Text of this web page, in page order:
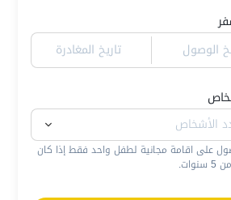
الوصول
تاريخ المغادرة
على اقامة مجانية لطفل واحد فقط إذا كان